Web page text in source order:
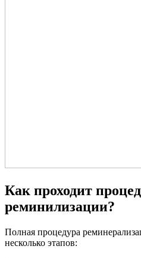
Как проходит
реминилизации?
Полная процедура
несколько этапов: